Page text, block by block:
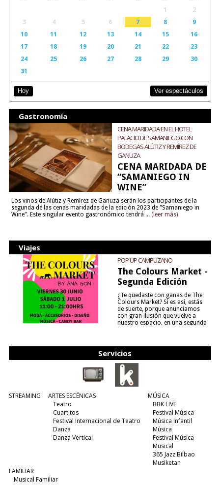
1
2
3
4 5 6 7 8
9
10
11 12 13 14 15
16
17
18 19 20 21 22
23
24
25 26 27 28 29
30
31
Hoy Ver espectáculos
Gastronomía
CENA MARIDADA EN EL HOTEL
PALACIO DE SAMANIEGO CON
BODEGAS ALÚTIZ Y REMÍREZ DE
GANUZA
CENA MARIDADA DE
“SAMANIEGO IN
WINE”
Los vinos de Alútiz y Remírez de Ganuza serán los participantes de la
segunda de las cenas maridadas de la edición 2023 de "Samaniego in
Wine". Este singular evento gastronómico tendrá ... (leer más)
Viajes
POP UP CAMPUZANO
The Colours Market -
Segunda Edición
¿Te quedaste con ganas de The
Colours Market? Si es así, estás
de suerte, porque anunciamos
con gran ilusión que vuelve a
nuestro espacio, en una segunda
Servicios
STREAMING
ARTES ESCÉNICAS
Teatro
Cuartitos
Festival Internacional de Teatro
Danza
Danza Vertical
MÚSICA
BBK LIVE
Festival Música
Música Infantil
Música
Festival Música
Musical
365 Jazz Bilbao
Musiketan
FAMILIAR
Musical Familiar